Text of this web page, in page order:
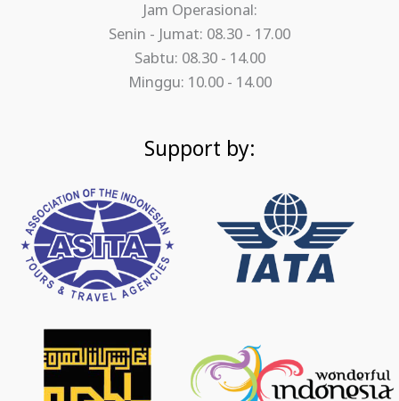
Jam Operasional:
Senin - Jumat: 08.30 - 17.00
Sabtu: 08.30 - 14.00
Minggu: 10.00 - 14.00
Support by: